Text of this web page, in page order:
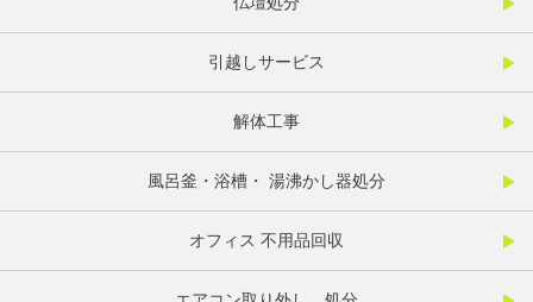
引越しサービス
解体工事
風呂釜・浴槽・ 湯沸かし器処分
オフィス 不用品回収